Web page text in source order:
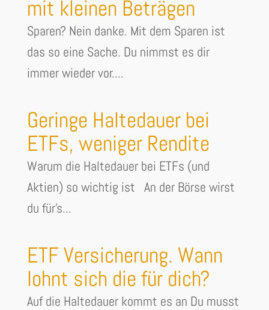
mit kleinen Beträgen
Sparen? Nein danke. Mit dem Sparen ist
das so eine Sache. Du nimmst es dir
immer wieder vor....
Geringe Haltedauer bei
ETFs, weniger Rendite
Warum die Haltedauer bei ETFs (und
Aktien) so wichtig ist An der Börse wirst
du für's...
ETF Versicherung. Wann
lohnt sich die für dich?
Auf die Haltedauer kommt es an Du musst